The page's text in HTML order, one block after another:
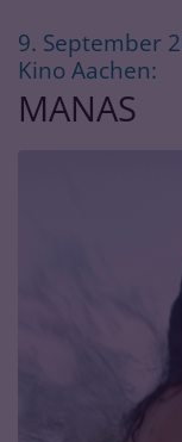
Zum Inhalt
9. September
Kino Aachen:
MANAS